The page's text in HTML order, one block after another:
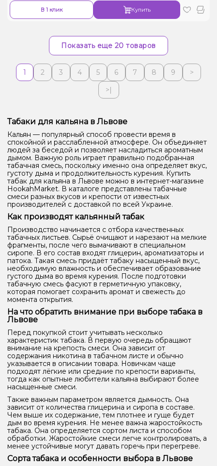
В 1 клик Купить
Показать еще 20 товаров
1 2 3 4 5 6 7 8 9
>
>|
Табаки для кальяна в Львове
Кальян — популярный способ провести время в
спокойной и расслабленной атмосфере. Он объединяет
людей за беседой и позволяет насладиться ароматным
дымом. Важную роль играет правильно подобранная
табачная смесь, поскольку именно она определяет вкус,
густоту дыма и продолжительность курения. Купить
табак для кальяна в Львове можно в интернет-магазине
HookahMarket. В каталоге представлены табачные
смеси разных вкусов и крепости от известных
производителей с доставкой по всей Украине.
Как производят кальянный табак
Производство начинается с отбора качественных
табачных листьев. Сырьё очищают и нарезают на мелкие
фрагменты, после чего вымачивают в специальном
сиропе. В его состав входят глицерин, ароматизаторы и
патока. Такая смесь придаёт табаку насыщенный вкус,
необходимую влажность и обеспечивает образование
густого дыма во время курения. После подготовки
табачную смесь фасуют в герметичную упаковку,
которая помогает сохранить аромат и свежесть до
момента открытия.
На что обратить внимание при выборе табака в
Львове
Перед покупкой стоит учитывать несколько
характеристик табака. В первую очередь обращают
внимание на крепость смеси. Она зависит от
содержания никотина в табачном листе и обычно
указывается в описании товара. Новичкам чаще
подходят лёгкие или средние по крепости варианты,
тогда как опытные любители кальяна выбирают более
насыщенные смеси.
Также важным параметром является дымность. Она
зависит от количества глицерина и сиропа в составе.
Чем выше их содержание, тем плотнее и гуще будет
дым во время курения. Не менее важна жаростойкость
табака. Она определяется сортом листа и способом
обработки. Жаростойкие смеси легче контролировать, а
менее устойчивые могут давать горечь при перегреве.
Сорта табака и особенности выбора в Львове